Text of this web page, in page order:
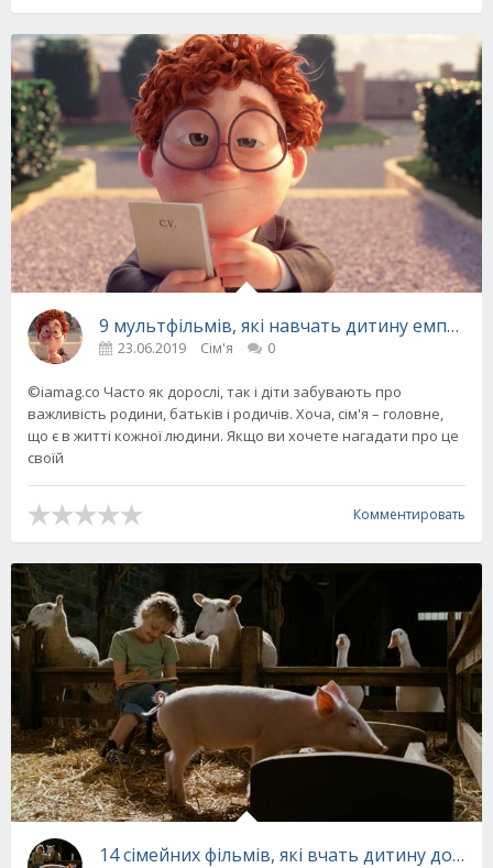
9 мультфільмів, які навчать дитину емпатії
23.06.2019 Сім'я 0
©iamag.co Часто як дорослі, так і діти забувають про
важливість родини, батьків і родичів. Хоча, сім'я – головне,
що є в житті кожної людини. Якщо ви хочете нагадати про це
своїй
Комментировать
14 сімейних фільмів, які вчать дитину добра